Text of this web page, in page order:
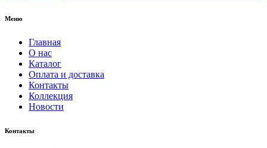
Меню
Главная
О нас
Каталог
Оплата и доставка
Контакты
Коллекция
Новости
Контакты